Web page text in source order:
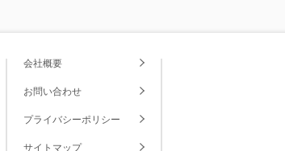
会社概要
お問い合わせ
プライバシーポリシー
サイトマップ